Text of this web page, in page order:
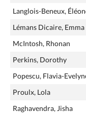
Langlois-Beneux,
Lémans Dicaire, Emma
McIntosh, Rhonan
Perkins, Dorothy
Popescu, Flavia-
Proulx, Lola
Raghavendra, Jisha